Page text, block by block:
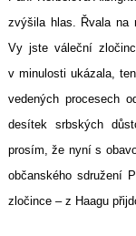
zvýšila hlas. Řvala na
Vy jste váleční
v minulosti ukázala,
vedených procesech
desítek srbských
prosím, že nyní s
občanského sdružení
zločince – z Haagu